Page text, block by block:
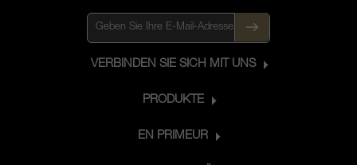
VERBINDEN SIE SICH MIT UNS
PRODUKTE
EN PRIMEUR